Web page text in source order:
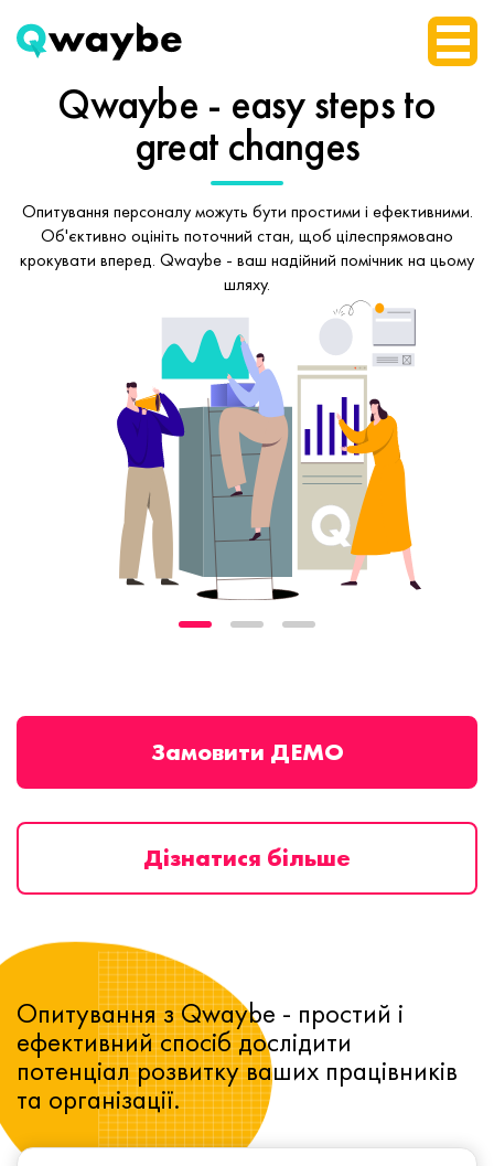
Qwaybe - easy stepsto
great changes
Опитування персоналу можуть бути простими і ефективними.
Об'єктивно оцініть поточний стан, щоб цілеспрямовано
крокувати вперед. Qwaybe - ваш надійний помічник на цьому
шляху.
Замовити ДЕМО
Дізнатися більше
Опитування з Qwaybe - простий і
ефективний спосіб дослідити
потенціал розвитку ваших працівників
та організації.